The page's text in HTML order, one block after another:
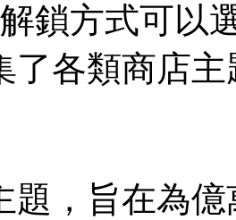
鎖方式可以
了各類商店
題，旨在為